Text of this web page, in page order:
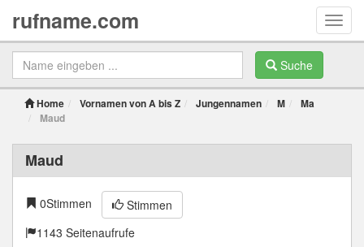
rufname.com
Suche
Home Vornamen von A bis Z Jungennamen M
Ma
Maud
Maud
0Stimmen
Stimmen
1143 Seitenaufrufe